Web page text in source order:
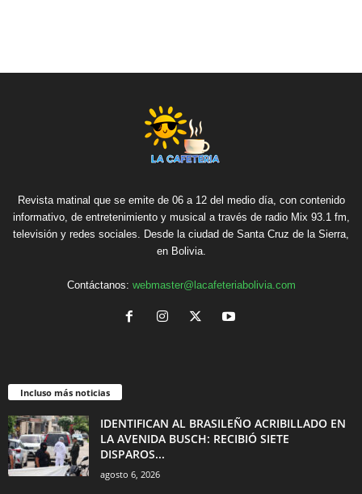
Revista matinal que se emite de 06 a 12 del medio día, con contenido
informativo, de entretenimiento y musical a través de radio Mix 93.1 fm,
televisión y redes sociales. Desde la ciudad de Santa Cruz de la Sierra,
en Bolivia.
Contáctanos: webmaster@lacafeteriabolivia.com
Incluso más noticias
IDENTIFICAN AL BRASILEÑO ACRIBILLADO EN
LA AVENIDA BUSCH: RECIBIÓ SIETE
DISPAROS...
agosto 6, 2026